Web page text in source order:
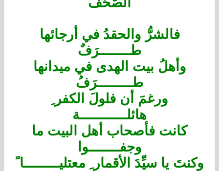
فالشرُّ والحقدُ في أرجائها
طــــــــرَفٌ
وأهلُ بيت الهدى في ميدانها
طـــــــــرَفُ
ورغمَ أن فلولَ الكفر ِ
هائلــــــــــــة
كانت فأصحاب أهل البيت ما
وجفــــــــوا
وكنتَ يا سيِّدَ الأقمار ِ معتليـــــــــا ً